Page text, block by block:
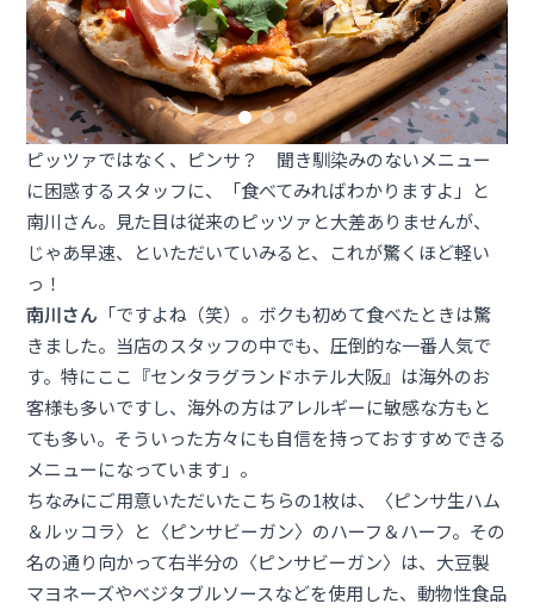
ピッツァではなく、ピンサ？ 聞き馴染みのないメニュー
に困惑するスタッフに、「食べてみればわかりますよ」と
南川さん。見た目は従来のピッツァと大差ありませんが、
じゃあ早速、といただいていみると、これが驚くほど軽い
っ！
南川さん 「ですよね（笑）。ボクも初めて食べたときは驚
きました。当店のスタッフの中でも、圧倒的な一番人気で
す。特にここ『センタラグランドホテル大阪』は海外のお
客様も多いですし、海外の方はアレルギーに敏感な方もと
ても多い。そういった方々にも自信を持っておすすめできる
メニューになっています」。
ちなみにご用意いただいたこちらの1枚は、〈ピンサ生ハム
＆ルッコラ〉と〈ピンサビーガン〉のハーフ＆ハーフ。その
名の通り向かって右半分の〈ピンサビーガン〉は、大豆製
マヨネーズやベジタブルソースなどを使用した、動物性食品